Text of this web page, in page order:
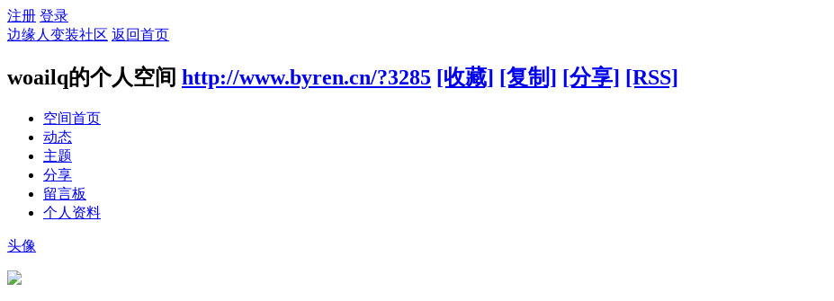
注册 登录
边缘人变装社区 返回首页
woailq的个人空间 http://www.byren.cn/?3285 [收藏] [复制] [分享] [RSS]
空间首页
动态
主题
分享
留言板
个人资料
头像